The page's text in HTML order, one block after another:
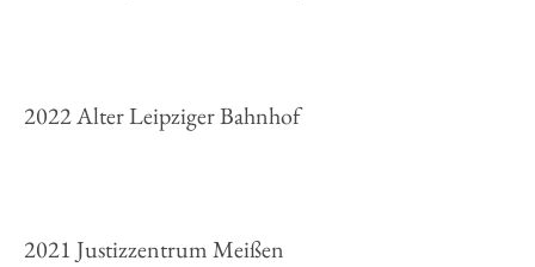
2022 Alter Leipziger Bahnhof
2021 Justizzentrum Meißen